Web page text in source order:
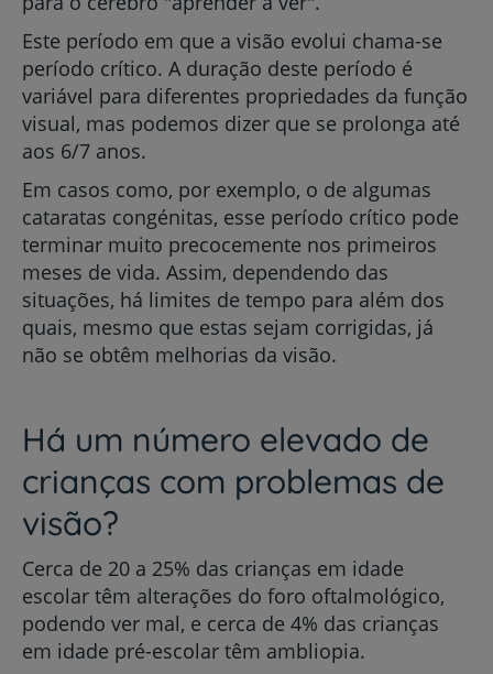
Este período em que a visão evolui chama-se
período crítico. A duração deste período é
variável para diferentes propriedades da função
visual, mas podemos dizer que se prolonga até
aos 6/7 anos.
Em casos como, por exemplo, o de algumas
cataratas congénitas, esse período crítico pode
terminar muito precocemente nos primeiros
meses de vida. Assim, dependendo das
situações, há limites de tempo para além dos
quais, mesmo que estas sejam corrigidas, já
não se obtêm melhorias da visão.
Há um número elevado de
crianças com problemas de
visão?
Cerca de 20 a 25% das crianças em idade
escolar têm alterações do foro oftalmológico,
podendo ver mal, e cerca de 4% das crianças
em idade pré-escolar têm ambliopia.